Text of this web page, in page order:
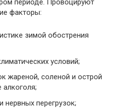
факторы:
зимой обострения
условий;
жареной, соленой и острой
алкоголя;
нервных перегрузок;